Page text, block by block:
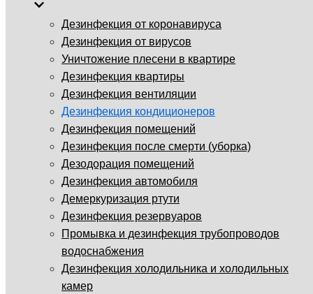
Дезинфекция от коронавируса
Дезинфекция от вирусов
Уничтожение плесени в квартире
Дезинфекция квартиры
Дезинфекция вентиляции
Дезинфекция кондиционеров
Дезинфекция помещений
Дезинфекция после смерти (уборка)
Дезодорация помещений
Дезинфекция автомобиля
Демеркуризация ртути
Дезинфекция резервуаров
Промывка и дезинфекция трубопроводов
водоснабжения
Дезинфекция холодильника и холодильных
камер